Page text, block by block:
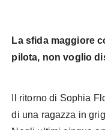
La sfida maggiore
pilota, non voglio
Il ritorno di Sophia
di una ragazza in